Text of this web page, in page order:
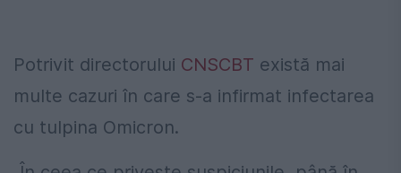
Potrivit directorului CNSCBT există mai
multe cazuri în care s-a infirmat infectarea
cu tulpina Omicron.